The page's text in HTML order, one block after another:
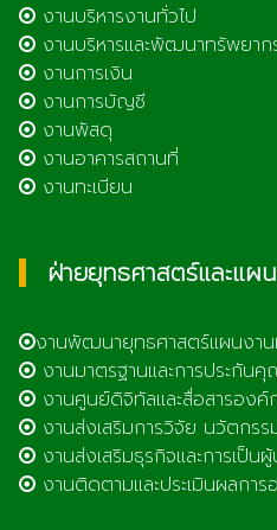
งานบริหารงานทั่วไป
งานบริหารและพัฒนาทรัพยา
งานการเงิน
งานการบัญชี
งานพัสดุ
งานอาคารสถานที่
งานทะเบียน
ฝ่ายยุทธศาสตร์และแผ
งานพัฒนายุทธศาสตร์แผนงาน
งานมาตรฐานและการประกัน
งานศูนย์ดิจิทัลและสื่อสารองค์
งานส่งเสริมการวิจัย นวัตกรร
งานส่งเสริมธุรกิจและการเป็น
งานติดตามและประเมินผลการ